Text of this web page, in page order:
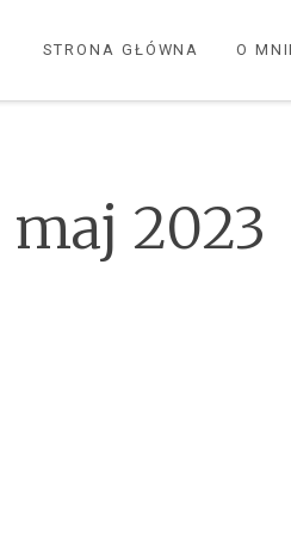
STRONA GŁÓWNA O
maj 2023